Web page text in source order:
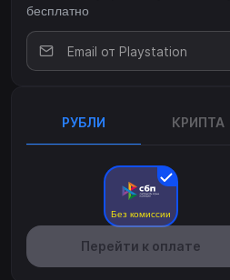
опытным поклонником ритм-игр
исследовать мир кумиров аниме,
незабываемые впечатления,
игры с трогательными рассказами
бесплатно
РУБЛИ КРИПТА
Без комиссии
Перейти к оплате